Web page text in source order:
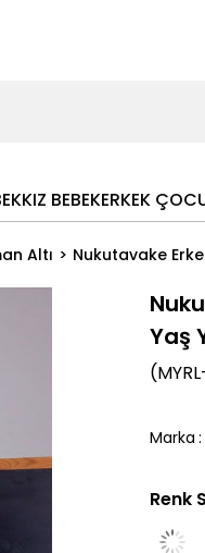
KIZ BEBEKERKEK
Altı Nukutavake
Yaş
Marka :
Renk